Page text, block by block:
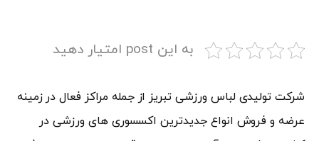
به این post امتیار دهید
شرکت تولیدی لباس ورزشی تبریز از جمله مراکز فعال در زمینه
عرضه و فروش انواع جدیدترین اکسسوری های ورزشی در